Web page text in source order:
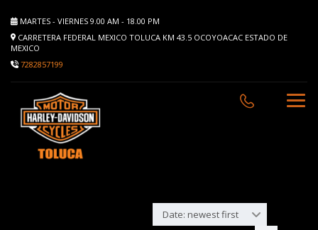
MARTES - VIERNES 9.00 AM - 18.00 PM
CARRETERA FEDERAL MEXICO TOLUCA KM 43.5 OCOYOACAC ESTADO DE
MEXICO
7282857199
Date: newest first